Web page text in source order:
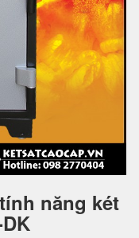
năng két